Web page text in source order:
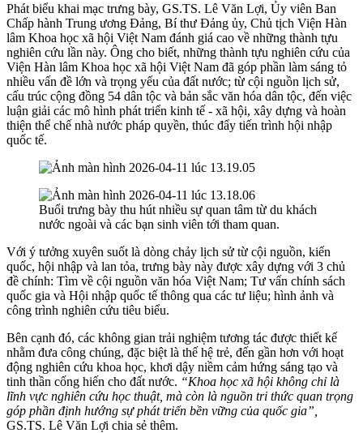
Phát biểu khai mạc trưng bày, GS.TS. Lê Văn Lợi, Ủy viên Ban
Chấp hành Trung ương Đảng, Bí thư Đảng ủy, Chủ tịch Viện Hàn
lâm Khoa học xã hội Việt Nam đánh giá cao về những thành tựu
nghiên cứu lần này. Ông cho biết, những thành tựu nghiên cứu của
Viện Hàn lâm Khoa học xã hội Việt Nam đã góp phần làm sáng tỏ
nhiều vấn đề lớn và trọng yếu của đất nước; từ cội nguồn lịch sử,
cấu trúc cộng đồng 54 dân tộc và bản sắc văn hóa dân tộc, đến việc
luận giải các mô hình phát triển kinh tế - xã hội, xây dựng và hoàn
thiện thể chế nhà nước pháp quyền, thúc đẩy tiến trình hội nhập
quốc tế.
Buổi trưng bày thu hút nhiều sự quan tâm từ du khách
nước ngoài và các bạn sinh viên tới tham quan.
Với ý tưởng xuyên suốt là dòng chảy lịch sử từ cội nguồn, kiến
quốc, hội nhập và lan tỏa, trưng bày này được xây dựng với 3 chủ
đề chính: Tìm về cội nguồn văn hóa Việt Nam; Tư vấn chính sách
quốc gia và Hội nhập quốc tế thông qua các tư liệu; hình ảnh và
công trình nghiên cứu tiêu biểu.
Bên cạnh đó, các không gian trải nghiệm tương tác được thiết kế
nhằm đưa công chúng, đặc biệt là thế hệ trẻ, đến gần hơn với hoạt
động nghiên cứu khoa học, khơi dậy niềm cảm hứng sáng tạo và
tinh thần cống hiến cho đất nước. “Khoa học xã hội không chỉ là
lĩnh vực nghiên cứu học thuật, mà còn là nguồn tri thức quan trọng
góp phần định hướng sự phát triển bền vững của quốc gia”,
GS.TS. Lê Văn Lợi chia sẻ thêm.